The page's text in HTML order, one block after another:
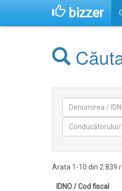
bizzer
Arata 1-10 din 2.839
IDNO / Cod fiscal